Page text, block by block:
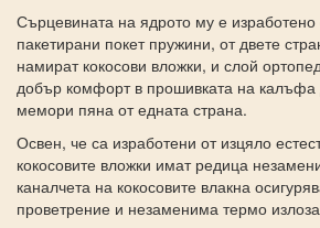
Сърцевината на ядрото му е
пакетирани покет пружини, от двете
намират кокосови вложки, и слой
добър комфорт в прошивката на
мемори пяна от едната страна.
Освен, че са изработени от изцяло
кокосовите вложки имат редица
каналчета на кокосовите влакна
проветрение и незаменима термо